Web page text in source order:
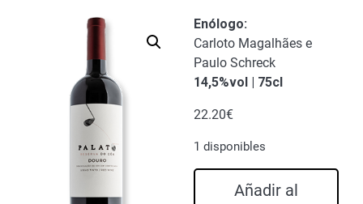
Enólogo:
Carloto Magalhães e
Paulo Schreck
14,5%vol | 75cl
22.20€
1 disponibles
Añadir al